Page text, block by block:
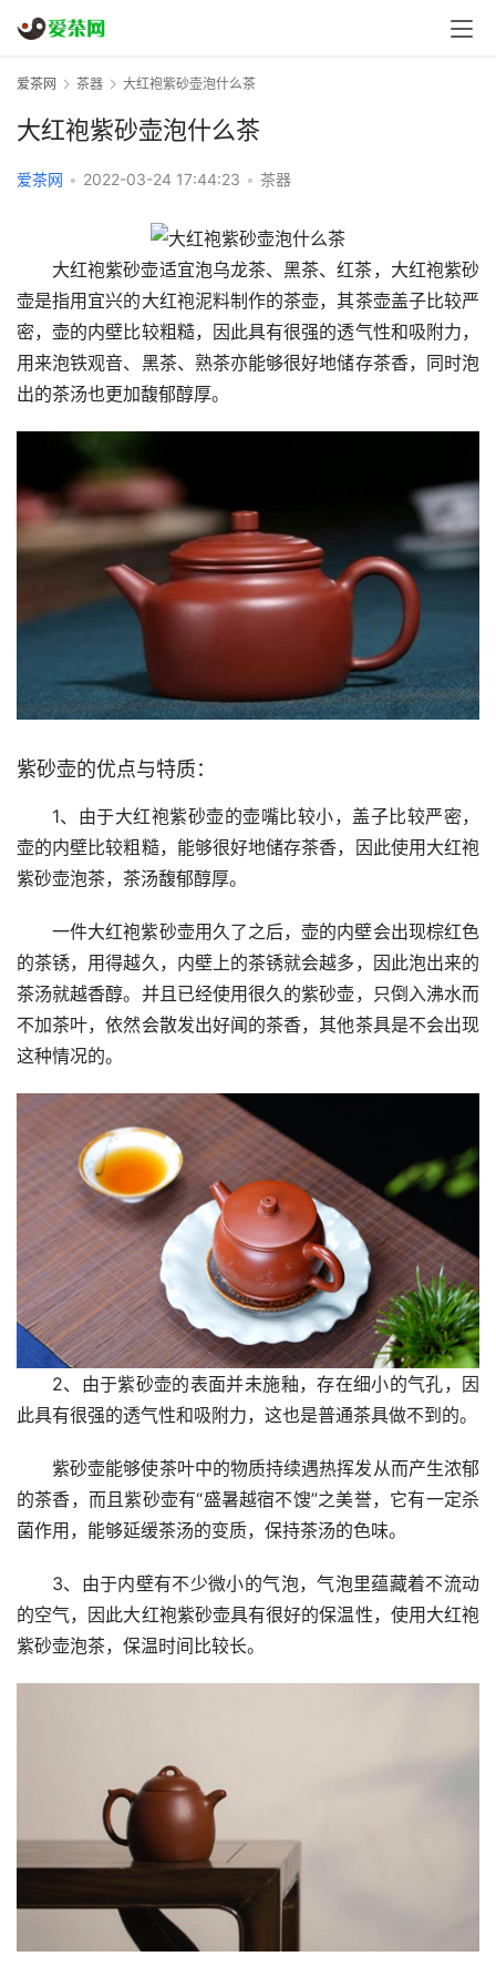
爱茶网 茶器 大红袍紫砂壶泡什么茶
大红袍紫砂壶泡什么茶
爱茶网 • 2022-03-24 17:44:23 • 茶器
大红袍紫砂壶适宜泡乌龙茶、黑茶、红茶，大红袍紫砂
壶是指用宜兴的大红袍泥料制作的茶壶，其茶壶盖子比较严
密，壶的内壁比较粗糙，因此具有很强的透气性和吸附力，
用来泡铁观音、黑茶、熟茶亦能够很好地储存茶香，同时泡
出的茶汤也更加馥郁醇厚。
紫砂壶的优点与特质：
1、由于大红袍紫砂壶的壶嘴比较小，盖子比较严密，
壶的内壁比较粗糙，能够很好地储存茶香，因此使用大红袍
紫砂壶泡茶，茶汤馥郁醇厚。
一件大红袍紫砂壶用久了之后，壶的内壁会出现棕红色
的茶锈，用得越久，内壁上的茶锈就会越多，因此泡出来的
茶汤就越香醇。并且已经使用很久的紫砂壶，只倒入沸水而
不加茶叶，依然会散发出好闻的茶香，其他茶具是不会出现
这种情况的。
2、由于紫砂壶的表面并未施釉，存在细小的气孔，因
此具有很强的透气性和吸附力，这也是普通茶具做不到的。
紫砂壶能够使茶叶中的物质持续遇热挥发从而产生浓郁
的茶香，而且紫砂壶有“盛暑越宿不馊”之美誉，它有一定杀
菌作用，能够延缓茶汤的变质，保持茶汤的色味。
3、由于内壁有不少微小的气泡，气泡里蕴藏着不流动
的空气，因此大红袍紫砂壶具有很好的保温性，使用大红袍
紫砂壶泡茶，保温时间比较长。